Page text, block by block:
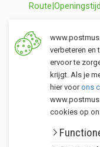
Klantenservice
Postmus merken
Route|
Opslag
Torenvlietslaan 3
Vandaag
Route|
verbeteren en
ervoor te
krijgt. Als je
hier voorons
cookies op